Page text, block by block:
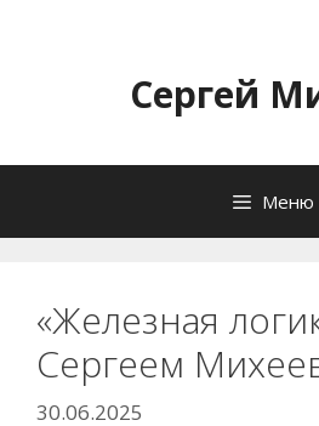
содержимомуСергей
Меню
«Железная
Сергеем
30.06.2025